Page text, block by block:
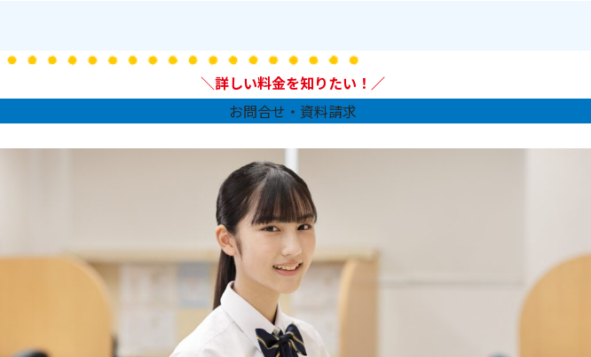
＼詳しい料金を知りたい！／
お問合せ・資料請求